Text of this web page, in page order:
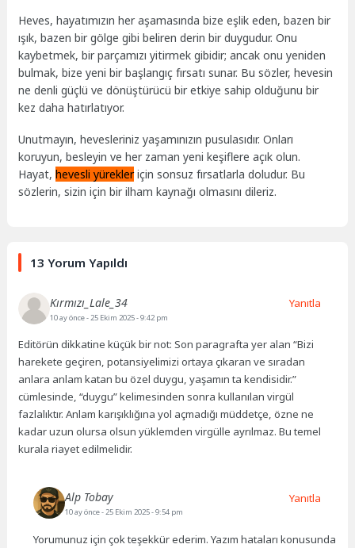
Heves, hayatımızın her aşamasında bize eşlik eden, bazen bir
ışık, bazen bir gölge gibi beliren derin bir duygudur. Onu
kaybetmek, bir parçamızı yitirmek gibidir; ancak onu yeniden
bulmak, bize yeni bir başlangıç fırsatı sunar. Bu sözler, hevesin
ne denli güçlü ve dönüştürücü bir etkiye sahip olduğunu bir
kez daha hatırlatıyor.
Unutmayın, hevesleriniz yaşamınızın pusulasıdır. Onları
koruyun, besleyin ve her zaman yeni keşiflere açık olun.
Hayat,hevesli yürekleriçin sonsuz fırsatlarla doludur. Bu
sözlerin, sizin için bir ilham kaynağı olmasını dileriz.
13 Yorum Yapıldı
Kırmızı_Lale_34
10 ay önce- 25 Ekim 2025 - 9:42 pm
Editörün dikkatine küçük bir not: Son paragrafta yer alan “Bizi
harekete geçiren, potansiyelimizi ortaya çıkaran ve sıradan
anlara anlam katan bu özel duygu, yaşamın ta kendisidir.”
cümlesinde, “duygu” kelimesinden sonra kullanılan virgül
fazlalıktır. Anlam karışıklığına yol açmadığı müddetçe, özne ne
kadar uzun olursa olsun yüklemden virgülle ayrılmaz. Bu temel
kurala riayet edilmelidir.
Yanıtla
Alp Tobay
10 ay önce- 25 Ekim 2025 - 9:54 pm
Yorumunuz için çok teşekkür ederim. Yazım hataları konusunda
Yanıtla